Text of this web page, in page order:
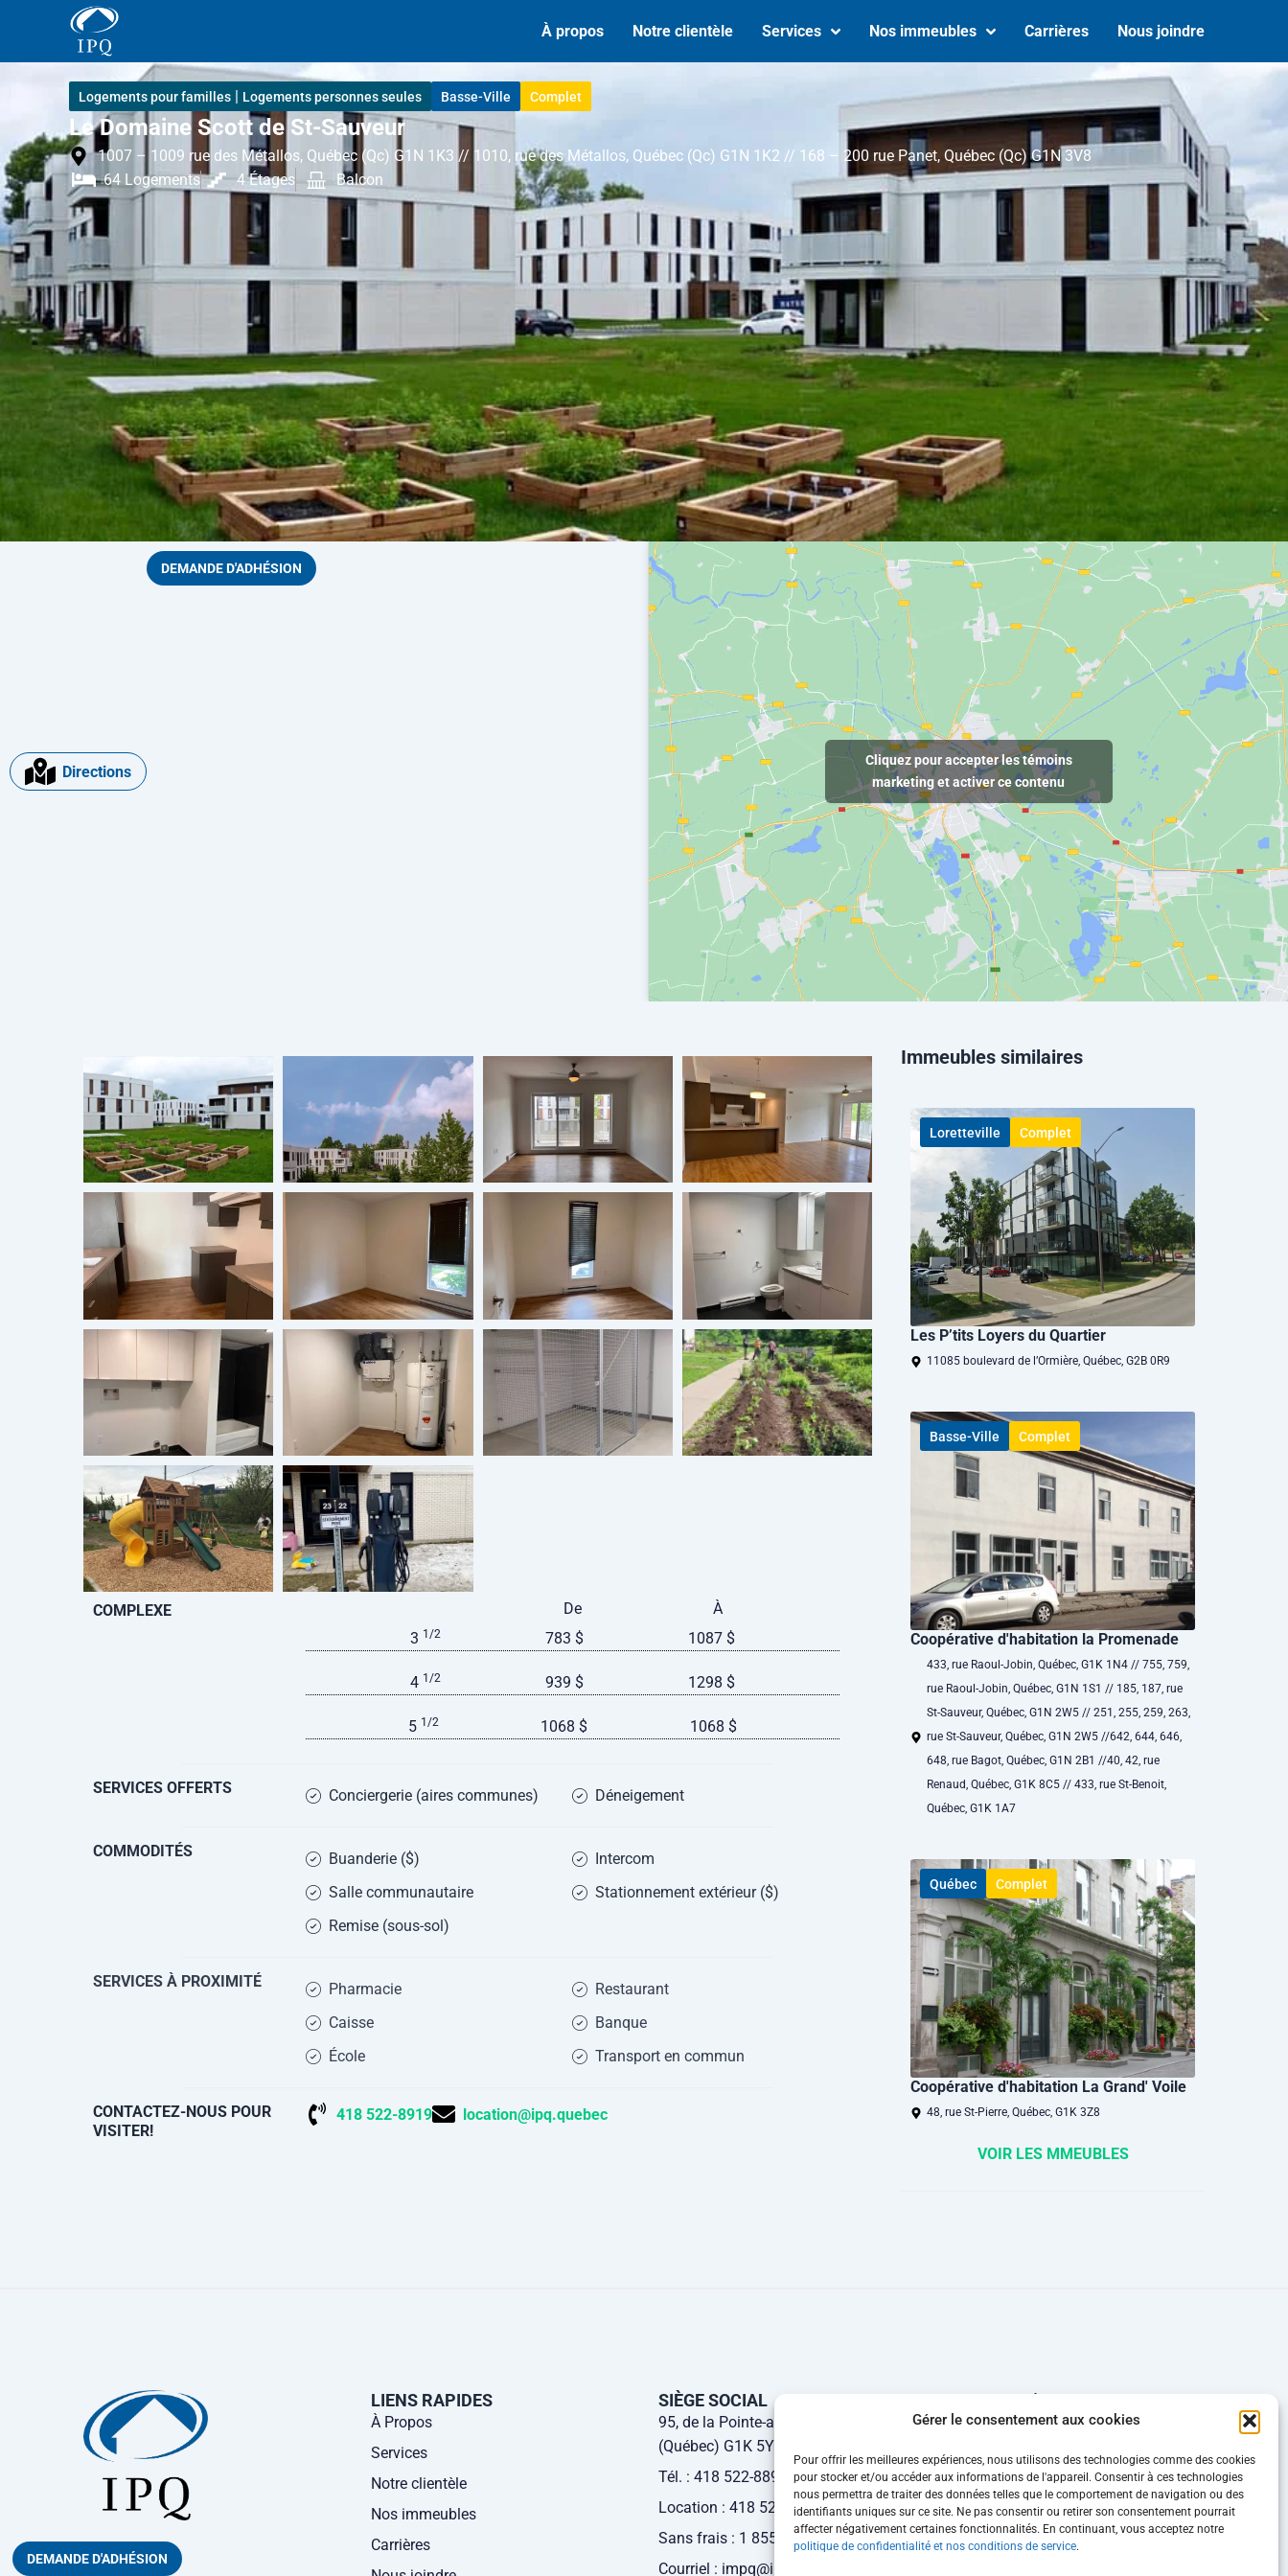
Gérer le consentement aux cookies
Pour offrir les meilleures expériences, nous utilisons des technologies comme des cookies
pour stocker et/ou accéder aux informations de l'appareil. Consentir à ces technologies
nous permettra de traiter des données telles que le comportement de navigation ou des
identifiants uniques sur ce site. Ne pas consentir ou retirer son consentement pourrait
affecter négativement certaines fonctionnalités. En continuant, vous acceptez notre
politique de confidentialité et nos conditions de service.
À propos Notre clientèle Services Nos immeubles Carrières Nous joindre
Logements pour familles Logements personnes seules Basse-Ville Complet
Le Domaine Scott de St-Sauveur
1007 – 1009 rue des Métallos, Québec (Qc) G1N 1K3 // 1010, rue des Métallos, Québec (Qc) G1N 1K2 // 168 – 200 rue Panet, Québec (Qc) G1N 3V8
64 Logements
4 Étages Balcon
Directions
DEMANDE D'ADHÉSION
DEMANDE D'ADHÉSION
Cliquez pour accepter les témoins
marketing et activer ce contenu
COMPLEXE De
À
3 1/2 783 $ 1087 $
4 1/2 939 $ 1298 $
5 1/2 1068 $ 1068 $
SERVICES OFFERTS Conciergerie (aires communes) Déneigement
COMMODITÉS Buanderie ($)
Intercom
Salle communautaire
Stationnement extérieur ($)
Remise (sous-sol)
SERVICES À PROXIMITÉ Pharmacie
Restaurant
Caisse
Banque
École
Transport en commun
CONTACTEZ-NOUS POUR
VISITER!
418 522-8919 location@ipq.quebec
Immeubles similaires
Les P’tits Loyers du Quartier
11085 boulevard de l’Ormière, Québec, G2B 0R9
Loretteville Complet
Coopérative d'habitation la Promenade
433, rue Raoul-Jobin, Québec, G1K 1N4 // 755, 759,
rue Raoul-Jobin, Québec, G1N 1S1 // 185, 187, rue
St-Sauveur, Québec, G1N 2W5 // 251, 255, 259, 263,
rue St-Sauveur, Québec, G1N 2W5 //642, 644, 646,
648, rue Bagot, Québec, G1N 2B1 //40, 42, rue
Renaud, Québec, G1K 8C5 // 433, rue St-Benoit,
Québec, G1K 1A7
Basse-Ville Complet
Coopérative d'habitation La Grand' Voile
48, rue St-Pierre, Québec, G1K 3Z8
Québec Complet
VOIR LES MMEUBLES
LIENS RAPIDES
À Propos
Services
Notre clientèle
Nos immeubles
Carrières
SIÈGE SOCIAL
95, de la Pointe-aux-Lièvres Québec
(Québec) G1K 5Y6
Tél. : 418 522-8899
Location : 418 522-8919
Sans frais : 1 855 422-8899
Courriel : impq@ipq.quebec
HORAIRE D'OUVERTURE
Lundi – Jeudi
13h00 – 16h30
Vendredi
8h30 – 12h00